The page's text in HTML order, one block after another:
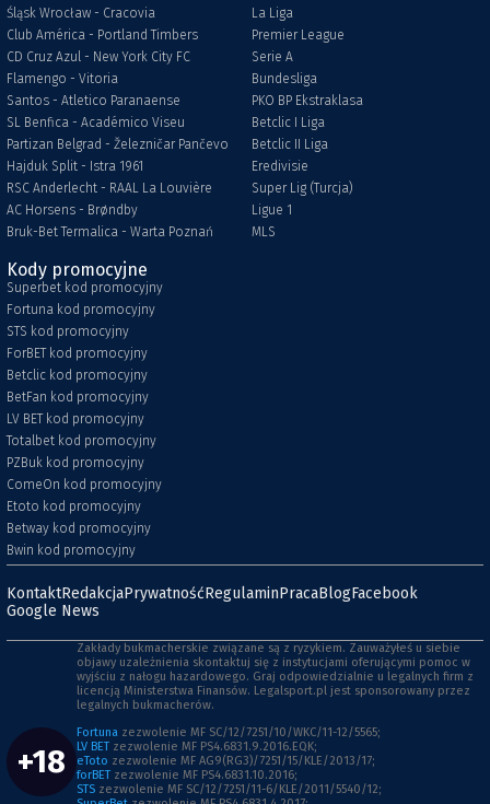
Śląsk Wrocław - Cracovia
Club América - Portland Timbers
CD Cruz Azul - New York City FC
Flamengo - Vitoria
Santos - Atletico Paranaense
SL Benfica - Académico Viseu
Partizan Belgrad - Železničar Pančevo
Hajduk Split - Istra 1961
RSC Anderlecht - RAAL La Louvière
AC Horsens - Brøndby
Bruk-Bet Termalica - Warta Poznań
La Liga
Premier League
Serie A
Bundesliga
PKO BP Ekstraklasa
Betclic I Liga
Betclic II Liga
Eredivisie
Super Lig (Turcja)
Ligue 1
MLS
Kody promocyjne
Superbet kod promocyjny
Fortuna kod promocyjny
STS kod promocyjny
ForBET kod promocyjny
Betclic kod promocyjny
BetFan kod promocyjny
LV BET kod promocyjny
Totalbet kod promocyjny
PZBuk kod promocyjny
ComeOn kod promocyjny
Etoto kod promocyjny
Betway kod promocyjny
Bwin kod promocyjny
KontaktRedakcjaPrywatnośćRegulaminPracaBlogFacebook
Google News
+18
Zakłady bukmacherskie związane są z ryzykiem. Zauważyłeś u siebie
objawy uzależnienia skontaktuj się z instytucjami oferującymi pomoc w
wyjściu z nałogu hazardowego. Graj odpowiedzialnie u legalnych firm z
licencją Ministerstwa Finansów. Legalsport.pl jest sponsorowany przez
legalnych bukmacherów.
Fortuna zezwolenie MF SC/12/7251/10/WKC/11-12/5565;
LV BET zezwolenie MF PS4.6831.9.2016.EQK;
eToto zezwolenie MF AG9(RG3)/7251/15/KLE/2013/17;
forBET zezwolenie MF PS4.6831.10.2016;
STS zezwolenie MF SC/12/7251/11-6/KLE/2011/5540/12;